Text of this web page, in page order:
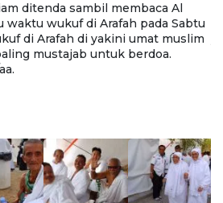
ditenda sambil membaca Al
waktu wukuf di Arafah pada Sabtu
di Arafah di yakini umat muslim
mustajab untuk berdoa.